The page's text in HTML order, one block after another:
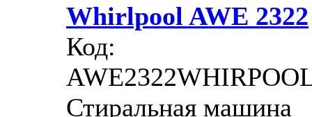
Whirlpool AWE 2322
Код:
Стиральная машина